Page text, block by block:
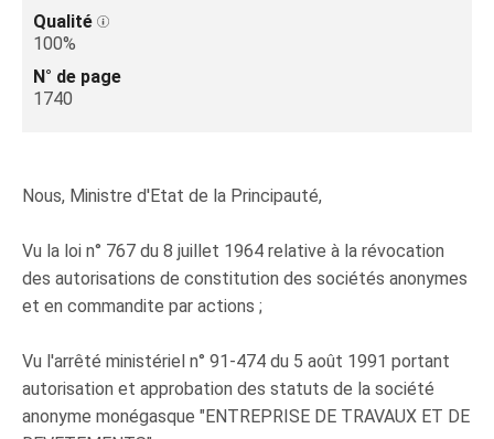
Qualité
100%
N° de page
1740
Nous, Ministre d'Etat de la Principauté,
Vu la loi n° 767 du 8 juillet 1964 relative à la révocation
des autorisations de constitution des sociétés anonymes
et en commandite par actions ;
Vu l'arrêté ministériel n° 91-474 du 5 août 1991 portant
autorisation et approbation des statuts de la société
anonyme monégasque "ENTREPRISE DE TRAVAUX ET DE